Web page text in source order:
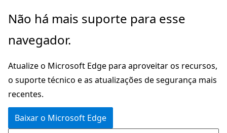
Pular
o
principal
Não há mais suporte para esse
navegador.
Atualize o Microsoft Edge para aproveitar os recursos,
o suporte técnico e as atualizações de segurança mais
recentes.
Baixar o Microsoft Edge